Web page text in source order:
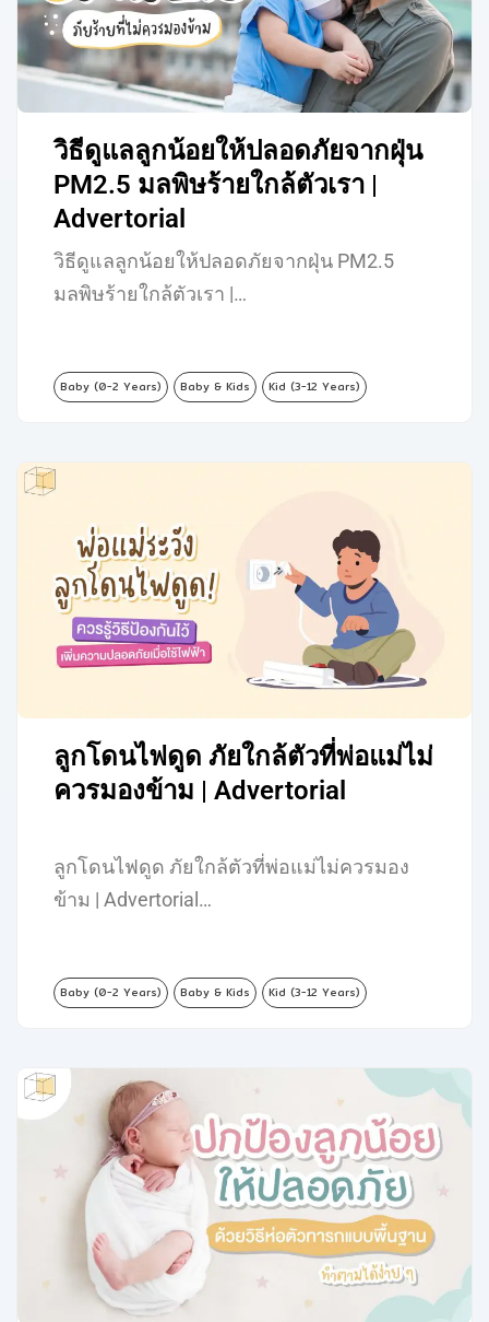
วิธีดูแลลูกน้อยให้ปลอดภัยจากฝุ่น
PM2.5 มลพิษร้ายใกล้ตัวเรา |
Advertorial
วิธีดูแลลูกน้อยให้ปลอดภัยจากฝุ่น PM2.5
มลพิษร้ายใกล้ตัวเรา |…
Baby (0-2 Years) Baby & Kids Kid (3-12 Years)
ลูกโดนไฟดูด ภัยใกล้ตัวที่พ่อแม่ไม่
ควรมองข้าม | Advertorial
ลูกโดนไฟดูด ภัยใกล้ตัวที่พ่อแม่ไม่ควรมอง
ข้าม | Advertorial…
Baby (0-2 Years) Baby & Kids Kid (3-12 Years)